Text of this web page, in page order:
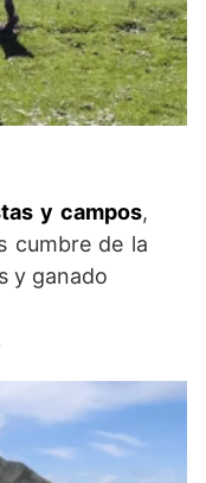
y campos,
cumbre de la
y ganado